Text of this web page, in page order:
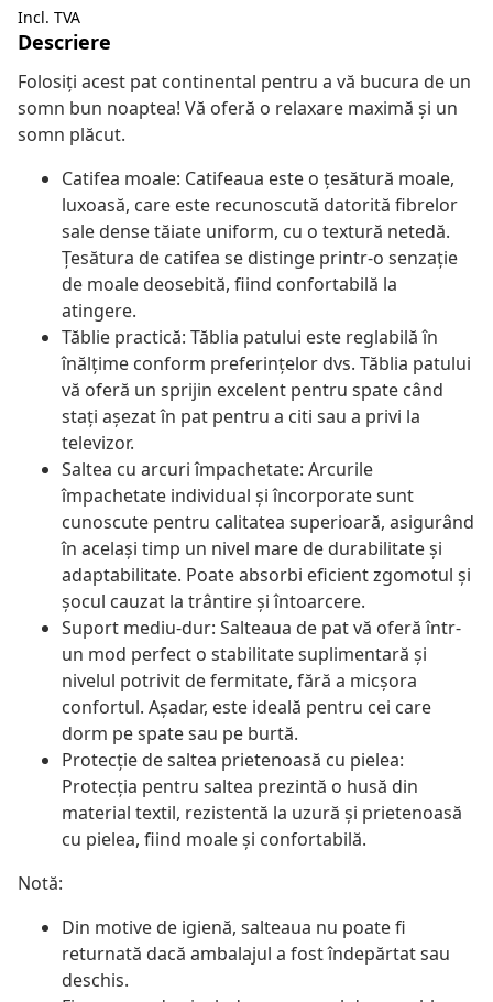
Incl. TVA
Descriere
Folosiți acest pat continental pentru a vă bucura de un
somn bun noaptea! Vă oferă o relaxare maximă și un
somn plăcut.
Catifea moale: Catifeaua este o țesătură moale,
luxoasă, care este recunoscută datorită fibrelor
sale dense tăiate uniform, cu o textură netedă.
Țesătura de catifea se distinge printr-o senzație
de moale deosebită, fiind confortabilă la
atingere.
Tăblie practică: Tăblia patului este reglabilă în
înălțime conform preferințelor dvs. Tăblia patului
vă oferă un sprijin excelent pentru spate când
stați așezat în pat pentru a citi sau a privi la
televizor.
Saltea cu arcuri împachetate: Arcurile
împachetate individual și încorporate sunt
cunoscute pentru calitatea superioară, asigurând
în același timp un nivel mare de durabilitate și
adaptabilitate. Poate absorbi eficient zgomotul și
șocul cauzat la trântire și întoarcere.
Suport mediu-dur: Salteaua de pat vă oferă într-
un mod perfect o stabilitate suplimentară și
nivelul potrivit de fermitate, fără a micșora
confortul. Așadar, este ideală pentru cei care
dorm pe spate sau pe burtă.
Protecție de saltea prietenoasă cu pielea:
Protecția pentru saltea prezintă o husă din
material textil, rezistentă la uzură și prietenoasă
cu pielea, fiind moale și confortabilă.
Notă:
Din motive de igienă, salteaua nu poate fi
returnată dacă ambalajul a fost îndepărtat sau
deschis.